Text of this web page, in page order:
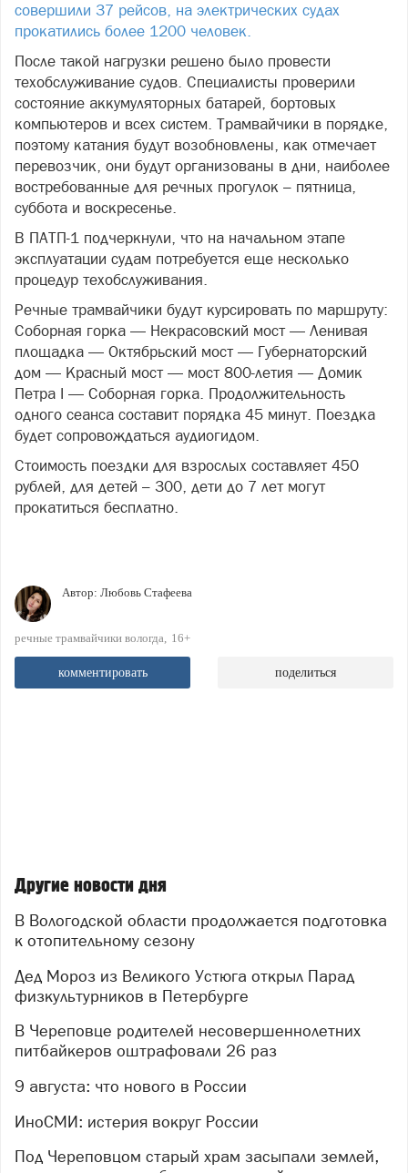
совершили 37 рейсов, на электрических судах
прокатились более 1200 человек.
После такой нагрузки решено было провести
техобслуживание судов. Специалисты проверили
состояние аккумуляторных батарей, бортовых
компьютеров и всех систем. Трамвайчики в порядке,
поэтому катания будут возобновлены, как отмечает
перевозчик, они будут организованы в дни, наиболее
востребованные для речных прогулок – пятница,
суббота и воскресенье.
В ПАТП-1 подчеркнули, что на начальном этапе
эксплуатации судам потребуется еще несколько
процедур техобслуживания.
Речные трамвайчики будут курсировать по маршруту:
Соборная горка — Некрасовский мост — Ленивая
площадка — Октябрьский мост — Губернаторский
дом — Красный мост — мост 800-летия — Домик
Петра I — Соборная горка. Продолжительность
одного сеанса составит порядка 45 минут. Поездка
будет сопровождаться аудиогидом.
Стоимость поездки для взрослых составляет 450
рублей, для детей – 300, дети до 7 лет могут
прокатиться бесплатно.
Автор: Любовь Стафеева
речные трамвайчики вологда 16+
комментировать поделиться
Другие новости дня
В Вологодской области продолжается подготовка
к отопительному сезону
Дед Мороз из Великого Устюга открыл Парад
физкультурников в Петербурге
В Череповце родителей несовершеннолетних
питбайкеров оштрафовали 26 раз
9 августа: что нового в России
ИноСМИ: истерия вокруг России
Под Череповцом старый храм засыпали землей,